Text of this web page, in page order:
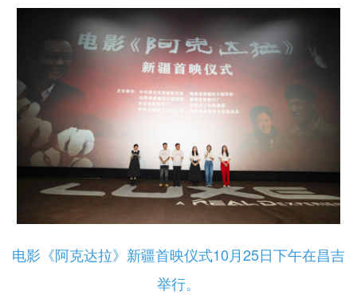
安徽 福建
山东 河南 湖北
广东 广西 海南 重庆
四川
陕西 甘肃 青海 宁夏
黑龙江
多语种频道
电影《阿克达拉》新疆首映仪式10月25日下午在昌吉
举行。